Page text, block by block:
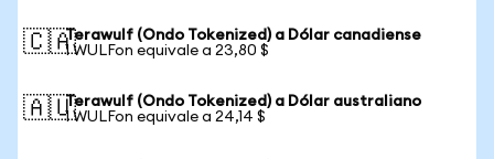
🇨🇦Terawulf (Ondo Tokenized) a Dólar canadiense
1 WULFon equivale a 23,80 $
🇦🇺Terawulf (Ondo Tokenized) a Dólar australiano
1 WULFon equivale a 24,14 $